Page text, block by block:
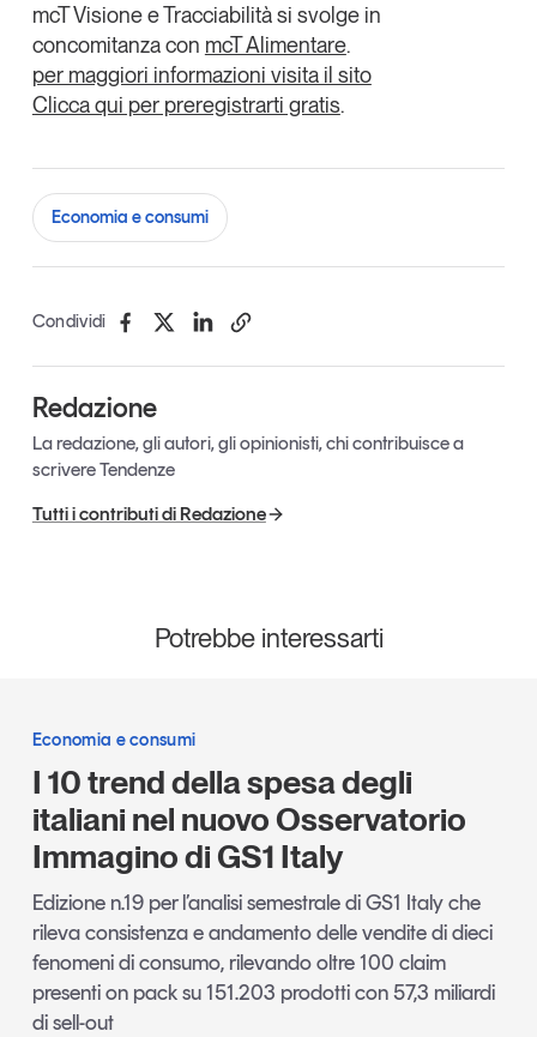
Eventi e formazione
Tutti gli appuntamenti
Tendenze Journal
Iscriviti
Tendenze2026
Tendenze è il magazine di GS1 Italy che racconta in
modo indipendente il cambiamento e le sfide del largo
consumo e dell’economia a professionisti e
consumatori
mcT Visione e Tracciabilità si svolge in
concomitanza con mcT Alimentare.
per maggiori informazioni visita il sito
Clicca qui per preregistrarti gratis.
Economia e consumi
Condividi
Redazione
La redazione, gli autori, gli opinionisti, chi contribuisce a
scrivere Tendenze
Tutti i contributi di Redazione
Potrebbe interessarti
Economia e consumi
I 10 trend della spesa degli
italiani nel nuovo Osservatorio
Immagino di GS1 Italy
Edizione n.19 per l’analisi semestrale di GS1 Italy che
rileva consistenza e andamento delle vendite di dieci
fenomeni di consumo, rilevando oltre 100 claim
presenti on pack su 151.203 prodotti con 57,3 miliardi
di sell-out